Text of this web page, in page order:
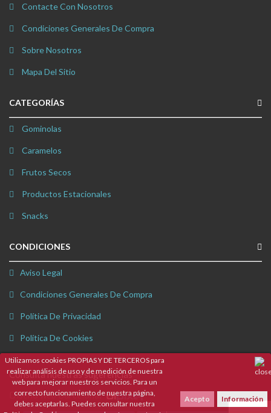
Utilizamos cookies PROPIAS Y DE TERCEROS para
realizar análisis de uso y de medición de nuestra
web para mejorar nuestros servicios. Para un
correcto funcionamiento de nuestra página,
debes aceptarlas. Puedes consultar nuestra
Acepto Información
Contacte Con Nosotros
Condiciones Generales De Compra
Sobre Nosotros
Mapa Del Sitio
CATEGORÍAS
Gominolas
Caramelos
Frutos Secos
Productos Estacionales
Snacks
CONDICIONES
Aviso Legal
Condiciones Generales De Compra
Política De Privacidad
Política De Cookies
Consulta nuestras sugerencias
Diseño web Barcelona: